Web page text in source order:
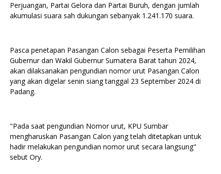
Perjuangan, Partai Gelora dan Partai Buruh, dengan jumlah
akumulasi suara sah dukungan sebanyak 1.241.170 suara.
Pasca penetapan Pasangan Calon sebagai Peserta Pemilihan
Gubernur dan Wakil Gubernur Sumatera Barat tahun 2024,
akan dilaksanakan pengundian nomor urut Pasangan Calon
yang akan digelar senin siang tanggal 23 September 2024 di
Padang.
"Pada saat pengundian Nomor urut, KPU Sumbar
mengharuskan Pasangan Calon yang telah ditetapkan untuk
hadir melakukan pengundian nomor urut secara langsung"
sebut Ory.